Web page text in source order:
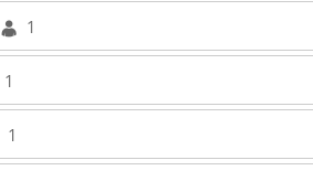
1
1
1